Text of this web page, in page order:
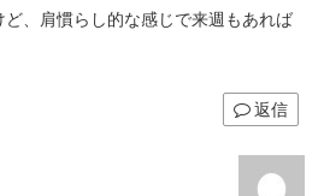
、肩慣らし的な感じで来週もあれば
返信